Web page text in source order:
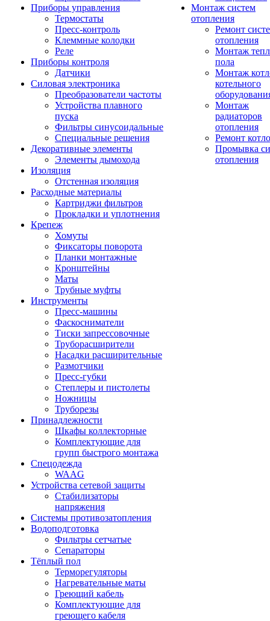
Приборы управления
Термостаты
Пресс-контроль
Клеммные колодки
Реле
Приборы контроля
Датчики
Силовая электроника
Преобразователи частоты
Устройства плавного
пуска
Фильтры синусоидальные
Специальные решения
Декоративные элементы
Элементы дымохода
Изоляция
Отстенная изоляция
Расходные материалы
Картриджи фильтров
Прокладки и уплотнения
Крепеж
Хомуты
Фиксаторы поворота
Планки монтажные
Кронштейны
Маты
Трубные муфты
Инструменты
Пресс-машины
Фаскосниматели
Тиски запрессовочные
Труборасширители
Насадки расширительные
Размотчики
Пресс-губки
Степлеры и пистолеты
Ножницы
Труборезы
Принадлежности
Шкафы коллекторные
Комплектующие для
групп быстрого монтажа
Спецодежда
WAAG
Устройства сетевой защиты
Стабилизаторы
напряжения
Системы противозатопления
Водоподготовка
Фильтры сетчатые
Сепараторы
Тёплый пол
Терморегуляторы
Нагревательные маты
Греющий кабель
Комплектующие для
греющего кабеля
Монтаж систем
отопления
Ремонт
отопления
Монтаж
пола
Монтаж
котельного
Монтаж
радиаторов
отопления
Ремонт
Промывка
отопления